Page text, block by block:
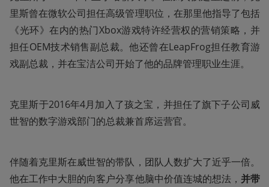
里斯曾在微软公司担任高级管理职位，在那里他指导了包括
《光环》在内的热门Xbox游戏特许经营权的营销策略，并
担任OEM技术销售副总裁。他还曾在LeapFrog担任教育游
戏副总裁，并在宝洁公司开始了他的品牌管理职业生涯。
克里斯于2016年4月加入了孩之宝，并担任了旗下子公司威
世智的数字游戏部门的总裁兼首席运营官。
伴随着克里斯在威世智的带队，团队人数扩大了近乎一倍。
他在工作中大胆的向客户分享他脑中价值连城的想法， 并带